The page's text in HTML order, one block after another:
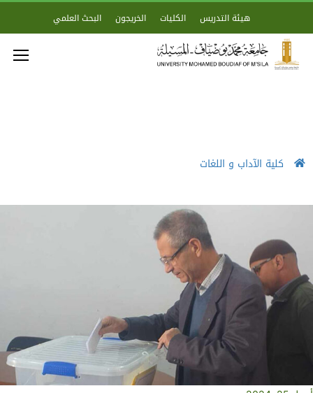
هيئة التدريس الكليات الخريجون البحث العلمي
كلية الآداب و اللغات